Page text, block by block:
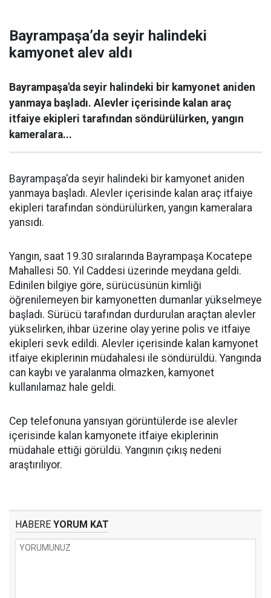
Bayrampaşa’da seyir halindeki
kamyonet alev aldı
Bayrampaşa'da seyir halindeki bir kamyonet aniden
yanmaya başladı. Alevler içerisinde kalan araç
itfaiye ekipleri tarafından söndürülürken, yangın
kameralara...
Bayrampaşa'da seyir halindeki bir kamyonet aniden
yanmaya başladı. Alevler içerisinde kalan araç itfaiye
ekipleri tarafından söndürülürken, yangın kameralara
yansıdı.
Yangın, saat 19.30 sıralarında Bayrampaşa Kocatepe
Mahallesi 50. Yıl Caddesi üzerinde meydana geldi.
Edinilen bilgiye göre, sürücüsünün kimliği
öğrenilemeyen bir kamyonetten dumanlar yükselmeye
başladı. Sürücü tarafından durdurulan araçtan alevler
yükselirken, ihbar üzerine olay yerine polis ve itfaiye
ekipleri sevk edildi. Alevler içerisinde kalan kamyonet
itfaiye ekiplerinin müdahalesi ile söndürüldü. Yangında
can kaybı ve yaralanma olmazken, kamyonet
kullanılamaz hale geldi.
Cep telefonuna yansıyan görüntülerde ise alevler
içerisinde kalan kamyonete itfaiye ekiplerinin
müdahale ettiği görüldü. Yangının çıkış nedeni
araştırılıyor.
HABERE YORUM KAT